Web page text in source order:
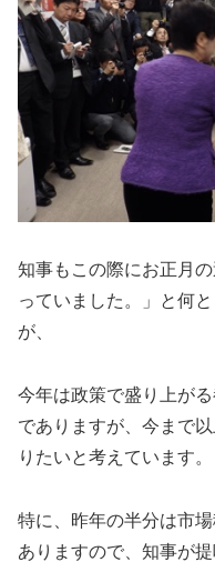
知事もこの際にお正月
っていました。」と何
が、
今年は政策で盛り上が
でありますが、今まで
りたいと考えています。
特に、昨年の半分は市
ありますので、知事が